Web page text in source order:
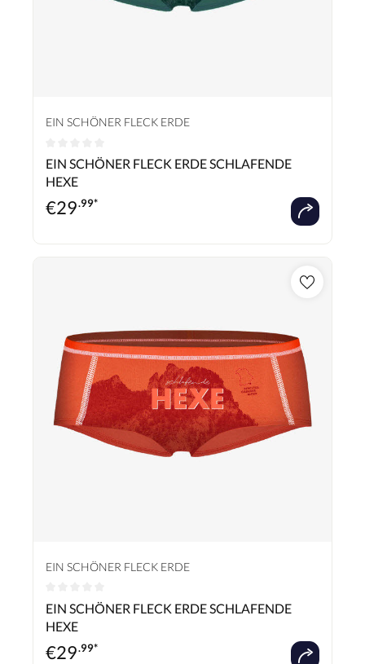
EIN SCHÖNER FLECK ERDE
Durchschnittliche Bewertung von 0 von 5 Sternen
EIN SCHÖNER FLECK ERDE SCHLAFENDE
HEXE
€29.99*
EIN SCHÖNER FLECK ERDE
Durchschnittliche Bewertung von 0 von 5 Sternen
EIN SCHÖNER FLECK ERDE SCHLAFENDE
HEXE
€29.99*